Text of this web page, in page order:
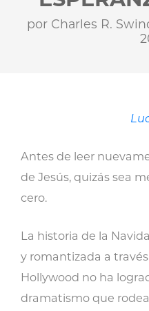
por Charles R.
Antes de leer
de Jesús, quizás sea
cero.
La historia de la
y romantizada a
Hollywood no ha
dramatismo que